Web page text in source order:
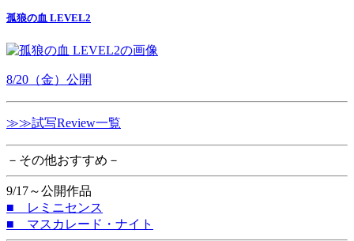
孤狼の血 LEVEL2
8/20（金）公開
≫≫試写Review一覧
－その他おすすめ－
9/17～公開作品
■ レミニセンス
■ マスカレード・ナイト